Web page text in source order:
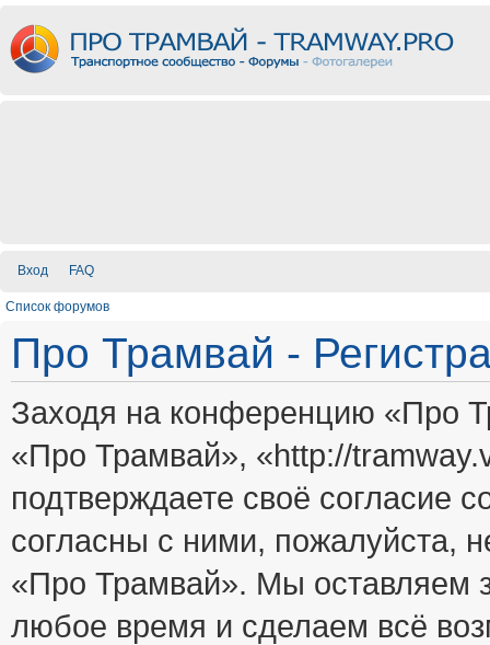
Вход FAQ
Список форумов
Про Трамвай -
Заходя на конференцию «Про
«Про Трамвай», «http://
подтверждаете своё
согласны с ними, пожалуйста,
«Про Трамвай». Мы оставляем
любое время и сделаем всё